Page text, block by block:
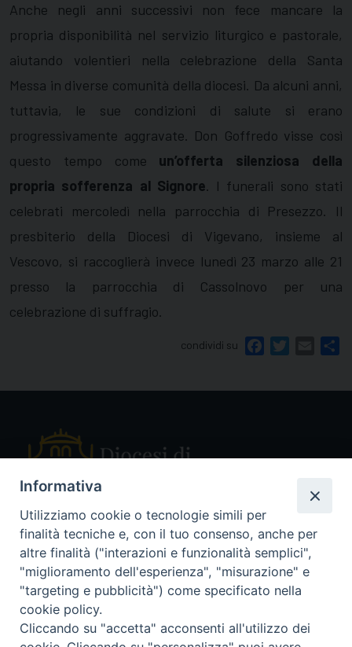
Anche negli anni successivi non fece mancare la
propria disponibilità nel servizio liturgico e pastorale,
aiutando volentieri nella celebrazione della Santa
Messa in diverse comunità della diocesi. Da alcuni anni,
tuttavia, le sue condizioni di salute si erano
progressivamente aggravate. Don Goffredo visse così
questo tempo come un’offerta silenziosa della
propria sofferenza al Signore. I funerali sono stati
celebrati mercoledì nella parrocchia di Presezzo. Il
presbiterio della Diocesi di Vigevano, insieme al
Vescovo, si raccoglierà invece lunedì 23 marzo alle 21
presso la parrocchia di Cassolnovo per una
celebrazione di suffragio.
condividi su FacebookTwitterEmail
Piazza Sant'Ambrogio, 14 - 27029 Vigevano PV
Tel. 0381 78053
Fax 0381 696767
curia@diocesivigevano.it
Informativa
Utilizziamo cookie o tecnologie simili per
finalità tecniche e, con il tuo consenso, anche per
altre finalità ("interazioni e funzionalità semplici",
"miglioramento dell'esperienza", "misurazione" e
"targeting e pubblicità") come specificato nella
cookie policy.
Cliccando su "accetta" acconsenti all'utilizzo dei